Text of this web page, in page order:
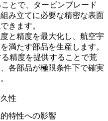
とで、タービンブレード
み立てに必要な精密な表面
きます。
と精度を最大化し、 航空宇
満たす部品を生産します。
精度を提供することで荒
各部品が極限条件下で確実
性
特性への影響